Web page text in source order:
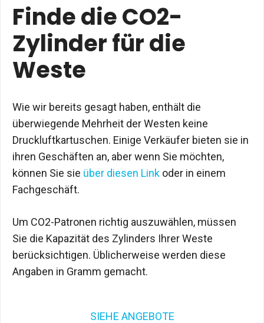
Finde die CO2-
Zylinder für die
Weste
Wie wir bereits gesagt haben, enthält die
überwiegende Mehrheit der Westen keine
Druckluftkartuschen. Einige Verkäufer bieten sie in
ihren Geschäften an, aber wenn Sie möchten,
können Sie sie über diesen Link oder in einem
Fachgeschäft.
Um CO2-Patronen richtig auszuwählen, müssen
Sie die Kapazität des Zylinders Ihrer Weste
berücksichtigen. Üblicherweise werden diese
Angaben in Gramm gemacht.
SIEHE ANGEBOTE